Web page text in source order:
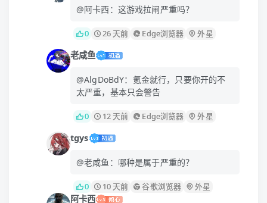
@阿卡西：这游戏拉闸严重吗？
0 26 天前 Edge浏览器 外星
老咸鱼
@AlgDoBdY：氪金就行，只要你开的不
太严重，基本只会警告
0 12 天前 Edge浏览器 外星
tgys
@老咸鱼：哪种是属于严重的？
0 10 天前 谷歌浏览器 外星
阿卡西